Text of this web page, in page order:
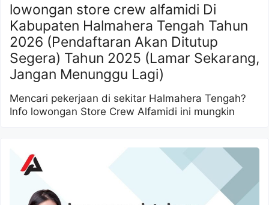
lowongan store crew alfamidi Di
Kabupaten Halmahera Tengah Tahun
2026 (Pendaftaran Akan Ditutup
Segera) Tahun 2025 (Lamar Sekarang,
Jangan Menunggu Lagi)
Mencari pekerjaan di sekitar Halmahera Tengah?
Info lowongan Store Crew Alfamidi ini mungkin